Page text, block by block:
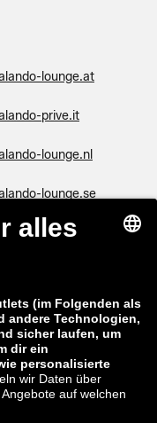
lounge.at
prive.it
lounge.nl
lounge.se
lounge.dk
lounge.cz
lounge.sk
lounge.hr